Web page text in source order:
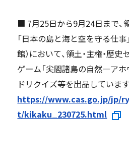
■ 7月25日から9月24日まで、
「日本の島と海と空を守る仕事
館）において、領土・主権・歴
ゲーム「尖閣諸島の自然―アホ
ドリクイズ等を出品しています
https://www.cas.go.jp/jp/
t/kikaku_230725.html